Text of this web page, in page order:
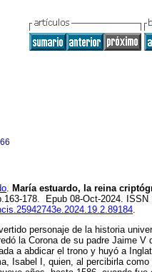
. María estuardo, la reina
178. Epub 08-Oct-2024. ISSN
.
personaje de la historia
la Corona de su padre Jaime V
a abdicar el trono y huyó a
Isabel I, quien, al percibirla